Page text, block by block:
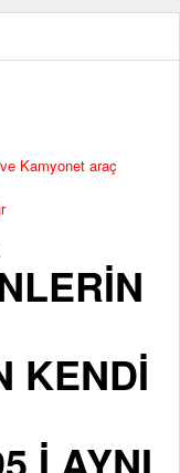
Kamyonet araç
KENDİ